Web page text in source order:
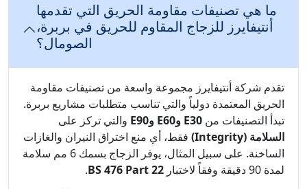
ما هي تصنيفات مقاومة الحريق التي تقدمها
أنتيفايرز للزجاج المقاوم للحريق في بربرة،
الصومال؟
تقدم شركة أنتيفايرز مجموعة واسعة من تصنيفات مقاومة
الحريق المعتمدة دولياً والتي تناسب متطلبات مشاريع بربرة.
تبدأ التصنيفات من E30 وE60 وE90
والتي تركز على
السلامة (Integrity)
فقط، أي منع اختراق النيران والغازات
الساخنة. على سبيل المثال، يوفر الزجاج بسمك 6 مم سلامة
لمدة 90 دقيقة وفقاً لاختبار
BS 476 Part 22
.